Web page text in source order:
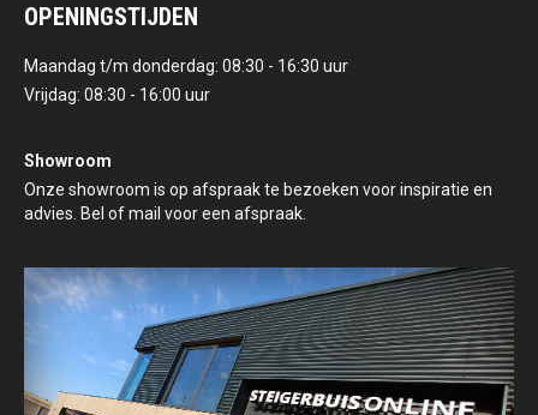
OPENINGSTIJDEN
Maandag t/m donderdag: 08:30 - 16:30 uur
Vrijdag: 08:30 - 16:00 uur
Showroom
Onze showroom is op afspraak te bezoeken voor inspiratie en
advies. Bel of mail voor een afspraak.